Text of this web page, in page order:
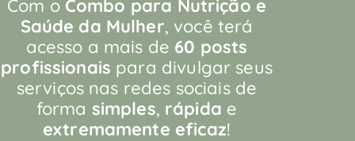
Com o Combo para Nutrição e
Saúde da Mulher, você terá
acesso a mais de 60 posts
profissionais para divulgar seus
serviços nas redes sociais de
forma simples, rápida e
extremamente eficaz!